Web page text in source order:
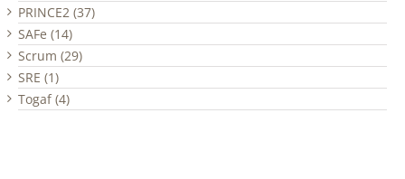
PRINCE2 (37)
SAFe (14)
Scrum (29)
SRE (1)
Togaf (4)